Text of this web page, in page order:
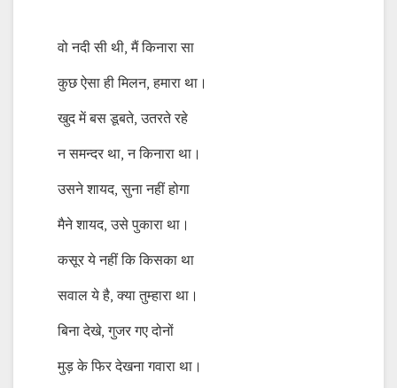
वो नदी सी थी, मैं किनारा सा
कुछ ऐसा ही मिलन, हमारा था।
खुद में बस डूबते, उतरते रहे
न समन्दर था, न किनारा था।
उसने शायद, सुना नहीं होगा
मैने शायद, उसे पुकारा था।
कसूर ये नहीं कि किसका था
सवाल ये है, क्या तुम्हारा था।
बिना देखे, गुजर गए दोनों
मुड़ के फिर देखना गवारा था।